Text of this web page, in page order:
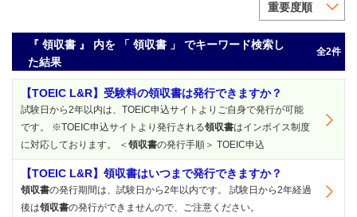
重要度順
『 領収書 』 内を 「 領収書 」 でキーワード検索し
た結果
全2件
【TOEIC L&R】受験料の領収書は発行できますか？
試験日から2年以内は、TOEIC申込サイトよりご自身で発行が可能
です。 ※TOEIC申込サイトより発行される領収書はインボイス制度
に対応しております。 ＜ 領収書の発行手順＞ TOEIC申込
【TOEIC L&R】領収書はいつまで発行できますか？
領収書の発行期間は、試験日から2年以内です。 試験日から2年経過
後は領収書の発行ができませんので、ご注意ください。